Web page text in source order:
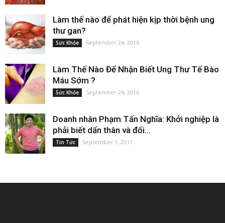
Làm thế nào để phát hiện kịp thời bệnh ung
thư gan?
Sức Khỏe September 24, 2016
Làm Thế Nào Để Nhận Biết Ung Thư Tế Bào
Máu Sớm ?
Sức Khỏe September 24, 2016
Doanh nhân Phạm Tấn Nghĩa: Khởi nghiệp là
phải biết dấn thân và đối...
Tin Tức September 1, 2017